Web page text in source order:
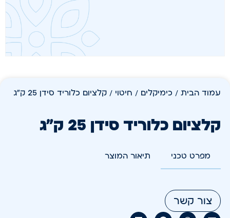
עמוד הבית / כימיקלים / חיטוי / קלציום כלוריד סידן 25 ק"ג
קלציום כלוריד סידן 25 ק"ג
מפרט טכני תיאור המוצר
צור קשר